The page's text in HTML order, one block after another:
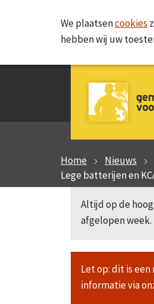
We plaatsencookies
hebben wij uw
Home
Nieuws
Lege batterijen en
Altijd op de
afgelopen week.
Let op: dit is
informatie via